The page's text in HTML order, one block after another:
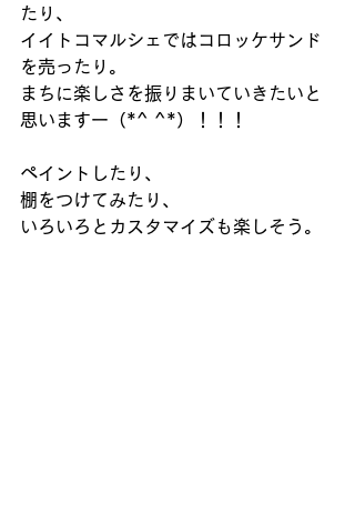
たり、
イイトコマルシェではコロッケサンド
を売ったり。
まちに楽しさを振りまいていきたいと
思いますー（*^ ^*）！！！
ペイントしたり、
棚をつけてみたり、
いろいろとカスタマイズも楽しそう。